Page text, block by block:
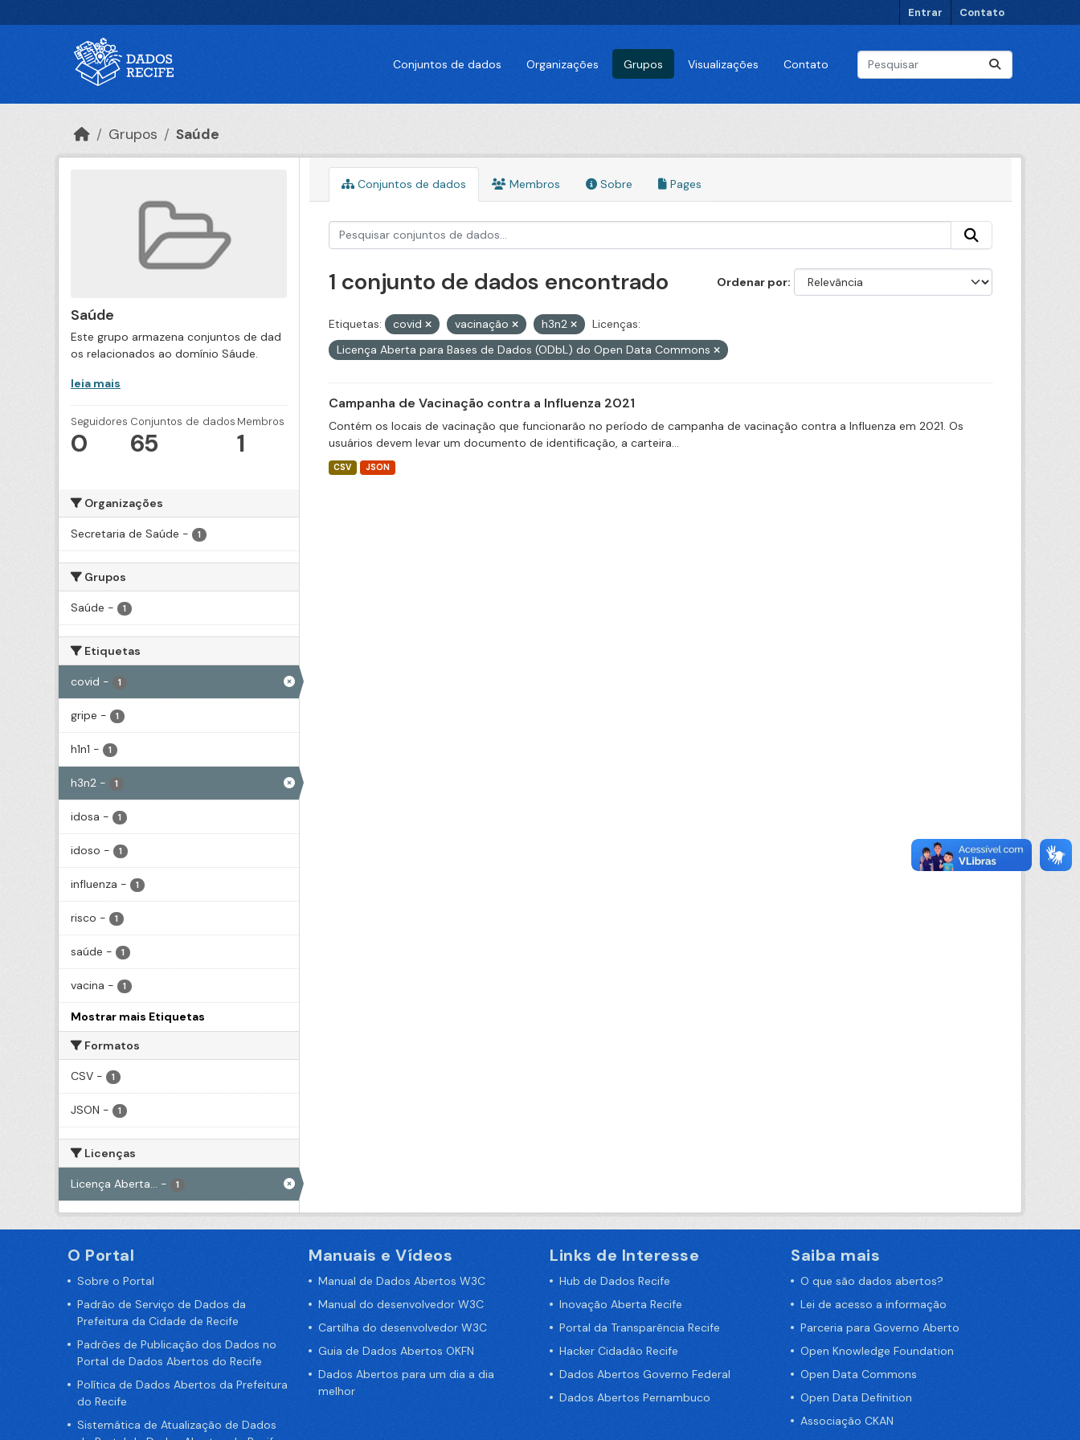
Entrar Contato
Conjuntos de dados Organizações Grupos Visualizações Contato
Grupos Saúde
Saúde
Este grupo armazena conjuntos de dad
os relacionados ao domínio Sáude.
leia mais
Seguidores
0
Conjuntos de dados
65
Membros
1
Organizações
Secretaria de Saúde - 1
Grupos
Saúde - 1
Etiquetas
covid - 1
gripe - 1
h1n1 - 1
h3n2 - 1
idosa - 1
idoso - 1
influenza - 1
risco - 1
saúde - 1
vacina - 1
Mostrar mais Etiquetas
Formatos
CSV - 1
JSON - 1
Licenças
Licença Aberta... - 1
Conjuntos de dados Membros Sobre Pages
Ordenar por
1 conjunto de dados encontrado
Etiquetas: covid vacinação h3n2
Licenças:
Licença Aberta para Bases de Dados (ODbL) do Open Data Commons
Campanha de Vacinação contra a Influenza 2021
Contém os locais de vacinação que funcionarão no período de campanha de vacinação contra a Influenza em 2021. Os
usuários devem levar um documento de identificação, a carteira...
CSV JSON
O Portal
Sobre o Portal
Padrão de Serviço de Dados da
Prefeitura da Cidade de Recife
Padrões de Publicação dos Dados no
Portal de Dados Abertos do Recife
Política de Dados Abertos da Prefeitura
do Recife
Sistemática de Atualização de Dados
Manuais e Vídeos
Manual de Dados Abertos W3C
Manual do desenvolvedor W3C
Cartilha do desenvolvedor W3C
Guia de Dados Abertos OKFN
Dados Abertos para um dia a dia
melhor
Links de Interesse
Hub de Dados Recife
Inovação Aberta Recife
Portal da Transparência Recife
Hacker Cidadão Recife
Dados Abertos Governo Federal
Dados Abertos Pernambuco
Saiba mais
O que são dados abertos?
Lei de acesso a informação
Parceria para Governo Aberto
Open Knowledge Foundation
Open Data Commons
Open Data Definition
Associação CKAN